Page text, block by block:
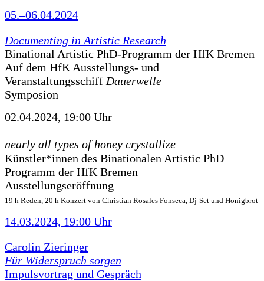
05.–06.04.2024
Documenting in Artistic Research
Binational Artistic PhD-Programm der HfK Bremen
Auf dem HfK Ausstellungs- und
Veranstaltungsschiff Dauerwelle
Symposion
02.04.2024, 19:00 Uhr
nearly all types of honey crystallize
Künstler*innen des Binationalen Artistic PhD
Programm der HfK Bremen
Ausstellungseröffnung
19 h Reden, 20 h Konzert von Christian Rosales Fonseca, Dj-Set und Honigbrot
14.03.2024, 19:00 Uhr
Carolin Zieringer
Für Widerspruch sorgen
Impulsvortrag und Gespräch